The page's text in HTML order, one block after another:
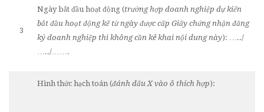
3
Ngày bắt đầu hoạt động (trường hợp doanh nghiệp dự kiến
bắt đầu hoạt động kể từ ngày được cấp Giấy chứng nhận đăng
ký doanh nghiệp thì không cần kê khai nội dung này): …../
…../…….
Hình thức hạch toán (đánh dấu X vào ô thích hợp):